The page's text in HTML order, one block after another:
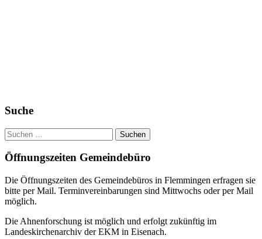
Haupt-
Seitenleiste
Suche
Suchen
nach:
Öffnungszeiten Gemeindebüro
Die Öffnungszeiten des Gemeindebüros in Flemmingen erfragen sie
bitte per Mail. Terminvereinbarungen sind Mittwochs oder per Mail
möglich.
Die Ahnenforschung ist möglich und erfolgt zukünftig im
Landeskirchenarchiv der EKM in Eisenach.